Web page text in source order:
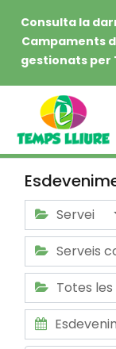
Consulta la
Campaments
gestionats per
Servei
Serveis
Totes